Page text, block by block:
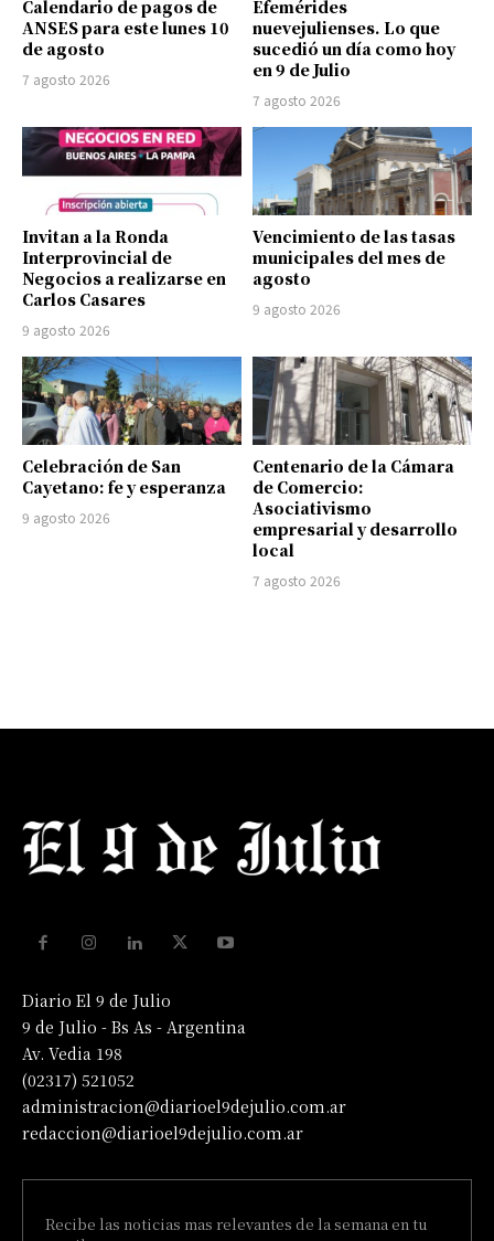
Calendario de pagos de
ANSES para este lunes 10
de agosto
7 agosto 2026
Efemérides
nuevejulienses. Lo que
sucedió un día como hoy
en 9 de Julio
7 agosto 2026
Invitan a la Ronda
Interprovincial de
Negocios a realizarse en
Carlos Casares
9 agosto 2026
Vencimiento de las tasas
municipales del mes de
agosto
9 agosto 2026
Celebración de San
Cayetano: fe y esperanza
9 agosto 2026
Centenario de la Cámara
de Comercio:
Asociativismo
empresarial y desarrollo
local
7 agosto 2026
Diario El 9 de Julio
9 de Julio - Bs As - Argentina
Av. Vedia 198
(02317) 521052
administracion@diarioel9dejulio.com.ar
redaccion@diarioel9dejulio.com.ar
Recibe las noticias mas relevantes de la semana en tu